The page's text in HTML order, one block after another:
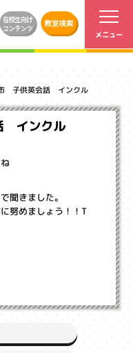
子供英会話 インクル
インクル
聞きました。
努めましょう！！T